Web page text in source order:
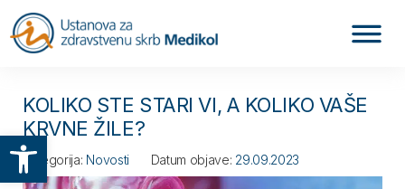
Otvori alatnu traku
KOLIKO STE STARI VI, A KOLIKO VAŠE
KRVNE ŽILE?
Kategorija: Novosti Datum objave: 29.09.2023